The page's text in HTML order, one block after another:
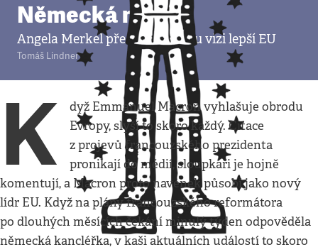
Německá nota
Angela Merkel představila svou vizi lepší EU
Tomáš Lindner
K
dyž Emmanuel Macron vyhlašuje obrodu
Evropy, slyší to skoro každý. Citace
z projevů francouzského prezidenta
pronikají do médií, sloupkaři je hojně
komentují, a Macron proto navenek působí jako nový
lídr EU. Když na plány francouzského reformátora
po dlouhých měsících čekání minulý týden odpověděla
německá kancléřka, v kaši aktuálních událostí to skoro